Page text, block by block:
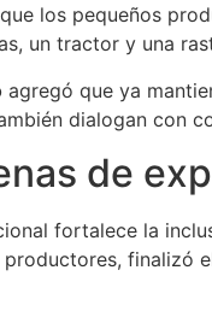
los pequeños
un tractor y una
agregó que ya
dialogan con
de
fortalece la
finalizó